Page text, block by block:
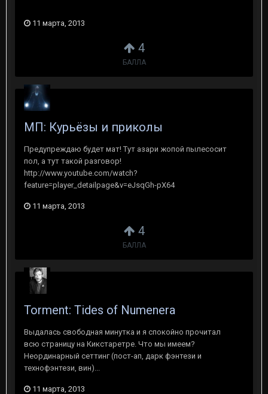
4
БАЛЛА
11 марта, 2013
4
БАЛЛА
МП: Курьёзы и приколы
Предупреждаю будет мат! Тут азари жопой пылесосит
пол, а тут такой разговор!
http://www.youtube.com/watch?
feature=player_detailpage&v=eJsqGh-pX64
11 марта, 2013
Torment: Tides of Numenera
Выдалась свободная минутка и я спокойно прочитал
всю страницу на Кикстаретре. Что мы имеем?
Неординарный сеттинг (пост-ап, дарк фэнтези и
технофэнтези, вин)...
11 марта, 2013